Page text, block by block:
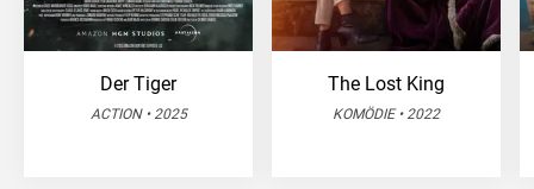
Der Tiger
ACTION • 2025
The Lost King
KOMÖDIE • 2022